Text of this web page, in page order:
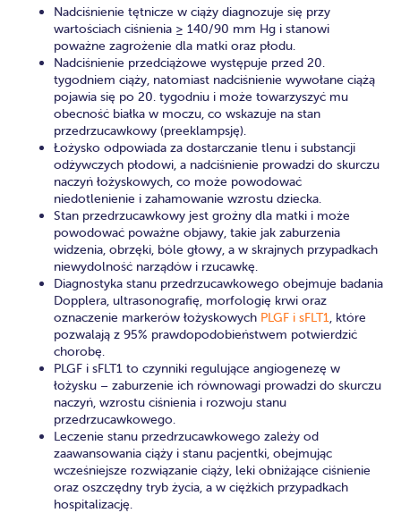
Nadciśnienie tętnicze w ciąży diagnozuje się przy
wartościach ciśnienia ≥ 140/90 mm Hg i stanowi
poważne zagrożenie dla matki oraz płodu.
Nadciśnienie przedciążowe występuje przed 20.
tygodniem ciąży, natomiast nadciśnienie wywołane ciążą
pojawia się po 20. tygodniu i może towarzyszyć mu
obecność białka w moczu, co wskazuje na stan
przedrzucawkowy (preeklampsję).
Łożysko odpowiada za dostarczanie tlenu i substancji
odżywczych płodowi, a nadciśnienie prowadzi do skurczu
naczyń łożyskowych, co może powodować
niedotlenienie i zahamowanie wzrostu dziecka.
Stan przedrzucawkowy jest groźny dla matki i może
powodować poważne objawy, takie jak zaburzenia
widzenia, obrzęki, bóle głowy, a w skrajnych przypadkach
niewydolność narządów i rzucawkę.
Diagnostyka stanu przedrzucawkowego obejmuje badania
Dopplera, ultrasonografię, morfologię krwi oraz
oznaczenie markerów łożyskowych PLGF i sFLT1, które
pozwalają z 95% prawdopodobieństwem potwierdzić
chorobę.
PLGF i sFLT1 to czynniki regulujące angiogenezę w
łożysku – zaburzenie ich równowagi prowadzi do skurczu
naczyń, wzrostu ciśnienia i rozwoju stanu
przedrzucawkowego.
Leczenie stanu przedrzucawkowego zależy od
zaawansowania ciąży i stanu pacjentki, obejmując
wcześniejsze rozwiązanie ciąży, leki obniżające ciśnienie
oraz oszczędny tryb życia, a w ciężkich przypadkach
hospitalizację.